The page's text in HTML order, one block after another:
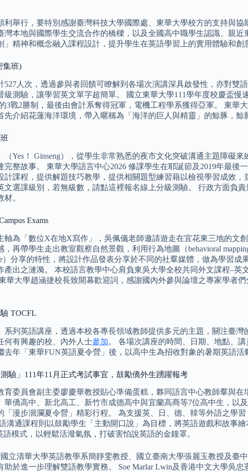
利舉行，要特別感謝臺灣科技大學國際處、東華大學校方的支持與
灣本地與國際學生交流合作的橋樑，以及全國高中職學生認識、親
精神和概念融入課程設計，提升學生在英語學習上的實用體驗和創
集班)
527人次，透過參與者回饋可瞭解到各場次演講深具啟發性，亦對
測驗，讓學習英文單字超簡單。 國立東華大學111學年度校慶盃
3戰2勝制，最後由會計系奪得冠軍，電機工程學系獲得亞軍。 東
介紹花蓮海洋環境，帶入暱稱為「海洋的巨人與精靈」的鯨豚，鯨
Yes！ Ginseng），從學生非常熟悉的夜市文化突破溝通主題障礙
整故事。 東華大學語言中心2026 修課學生在耶誕節及2019年最
計課程，提供解題技巧教學，提供相關題型練習藉以檢視學習成效
文選課級別，若無級數，請點這裡報名線上分級測驗。 行政方面負
。
Exams
軸為「數位X在地X寫作」，吳佩儀老師邀請遊走在宜花東三地的
，再帶學生走出教室觀察自然景觀，利用行為地圖（behavioral
）分享的特性，將設計作品發表分享於不同的社羣媒體，做為學習
產出之漣漪。 本校語言教學中心肩負東吳大學全校共同外文課程–
華大學趙涵捷校長致開幕歡迎詞，感謝國內外參與論壇之專家學者
TOCFL
系列英語講座，透過本校各專長領域教師提供多元的主題，關注臺
何有興趣的校、內外人士參加。 各場次講座的時間、日期、地點、
去年「東華FUN英語夏令營」後，以高中生為招收對象的暑期英語活
驗」111年11月正式考試事宜，鼓勵僑外生踴躍報考
育委員會副主委廖慶華教授貼心準備蛋糕，夥同語言中心教師羣與
華僑高中、新北高工、新竹市成德高中與宜蘭高商等7位高中生，
「漫步洄瀾夏令營」精彩行程。 為支援英、日、德、韓等外語之學
溝通課程則以鼓勵學生「主動開口說」為目標，將英語遊戲和故事
模式，以輕鬆活潑氣氛，打破害怕說英語的金鐘罩。
立清華大學英語教學系簡靜雯教授、國立臺南大學張麗玉教授及
助於進一步理解雙語教學實務。 Soe Marlar Lwin及香港中文大學吳